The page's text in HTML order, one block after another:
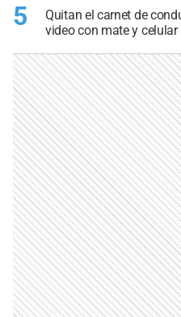
5
Quitan el carnet de
video con mate y